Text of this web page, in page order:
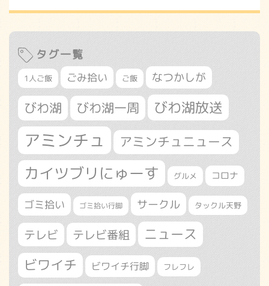
タグ一覧
1人ご飯 ごみ拾い ご飯 なつかしが
びわ湖 びわ湖一周 びわ湖放送
アミンチュ アミンチュニュース
カイツブリにゅーす グルメ コロナ
ゴミ拾い ゴミ拾い行脚 サークル タックル天野
テレビ テレビ番組 ニュース
ビワイチ ビワイチ行脚 フレフレ